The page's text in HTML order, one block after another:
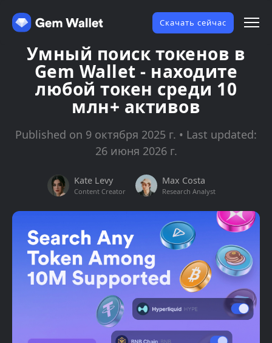
Скачать сейчас
Умный поиск токенов в
Gem Wallet - находите
любой токен среди 10
млн+ активов
Published on 9 октября 2025 г. • Last updated:
26 июня 2026 г.
Kate Levy
Content Creator
Max Costa
Research Analyst